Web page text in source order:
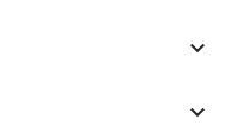
keyboard_arrow_down
keyboard_arrow_down